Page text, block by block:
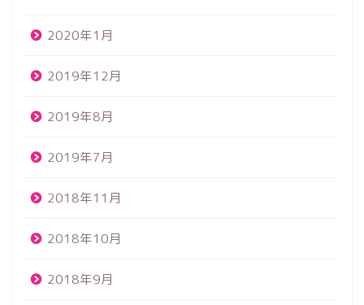
2020年1月
2019年12月
2019年8月
2019年7月
2018年11月
2018年10月
2018年9月